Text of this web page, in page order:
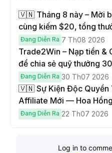
🇻🇳 Tháng 8 này – Mời
cùng kiếm $20, tổng
đến $1,000
Đang Diễn Ra 7 Th08 2026
Trade2Win – Nạp tiền &
để chia sẻ quỹ thưởng
USDT
Đang Diễn Ra 30 Th07 2026
🇻🇳 Sự Kiện Độc Quyền
Affiliate Mới — Hoa
Hoàn Phí Qua Đêm
Đang Diễn Ra 22 Th07 2026
Log in to